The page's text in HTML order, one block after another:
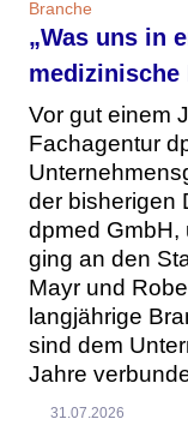
Branche
„Was uns in
medizinische
Vor gut einem
Fachagentur
der bisherigen
dpmed GmbH,
ging an den
Mayr und
langjährige
sind dem
Jahre
31.07.2026